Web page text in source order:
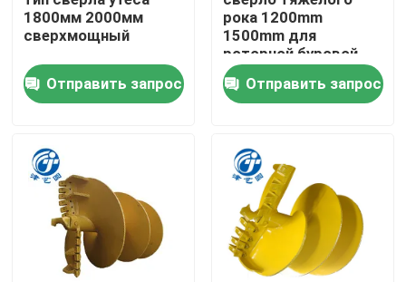
О Компании
Контакты
Продукция
VR - шоу
Сверля ведро
1800мм 2000мм
сверхмощный
Отправить запрос
рока 1200mm
1500mm для
роторной буровой
установки
Отправить запрос